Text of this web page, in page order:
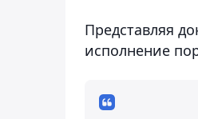
Представляя
исполнение